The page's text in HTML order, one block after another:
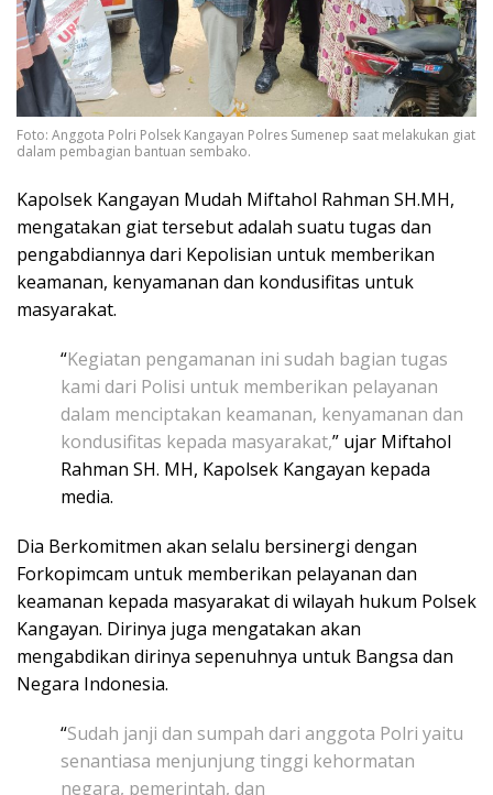
Foto: Anggota Polri Polsek Kangayan Polres Sumenep saat melakukan giat
dalam pembagian bantuan sembako.
Kapolsek Kangayan Mudah Miftahol Rahman SH.MH,
mengatakan giat tersebut adalah suatu tugas dan
pengabdiannya dari Kepolisian untuk memberikan
keamanan, kenyamanan dan kondusifitas untuk
masyarakat.
“Kegiatan pengamanan ini sudah bagian tugas
kami dari Polisi untuk memberikan pelayanan
dalam menciptakan keamanan, kenyamanan dan
kondusifitas kepada masyarakat,” ujar Miftahol
Rahman SH. MH, Kapolsek Kangayan kepada
media.
Dia Berkomitmen akan selalu bersinergi dengan
Forkopimcam untuk memberikan pelayanan dan
keamanan kepada masyarakat di wilayah hukum Polsek
Kangayan. Dirinya juga mengatakan akan
mengabdikan dirinya sepenuhnya untuk Bangsa dan
Negara Indonesia.
“Sudah janji dan sumpah dari anggota Polri yaitu
senantiasa menjunjung tinggi kehormatan
negara, pemerintah, dan